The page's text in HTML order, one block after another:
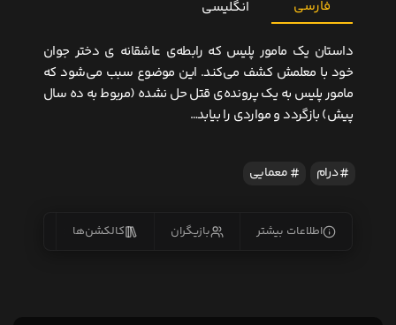
فارسی انگلیسی
داستان یک مامور پلیس که رابطه‌ی عاشقانه‌ ی دختر جوان
خود با معلمش کشف می‌کند. این موضوع سبب می‌شود که
مامور پلیس به یک پرونده‌ی قتل حل نشده (مربوط به ده سال
پیش) بازگردد و مواردی را بیابد…
درام معمایی
اطلاعات بیشتر بازیگران کالکشن‌ها